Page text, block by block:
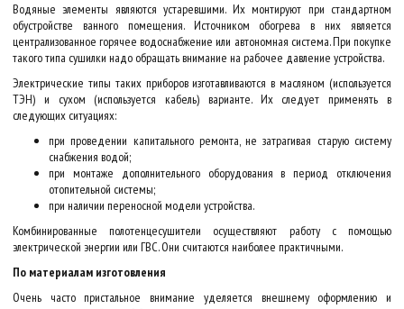
Водяные элементы являются устаревшими. Их монтируют при стандартном
обустройстве ванного помещения. Источником обогрева в них является
централизованное горячее водоснабжение или автономная система. При покупке
такого типа сушилки надо обращать внимание на рабочее давление устройства.
Электрические типы таких приборов изготавливаются в масляном (используется
ТЭН) и сухом (используется кабель) варианте. Их следует применять в
следующих ситуациях:
при проведении капитального ремонта, не затрагивая старую систему
снабжения водой;
при монтаже дополнительного оборудования в период отключения
отопительной системы;
при наличии переносной модели устройства.
Комбинированные полотенцесушители осуществляют работу с помощью
электрической энергии или ГВС. Они считаются наиболее практичными.
По материалам изготовления
Очень часто пристальное внимание уделяется внешнему оформлению и